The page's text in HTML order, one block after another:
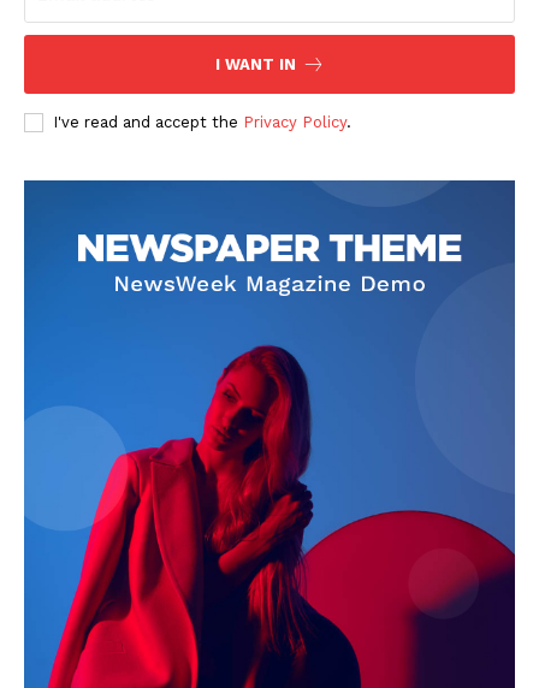
I WANT IN
I've read and accept the Privacy Policy.